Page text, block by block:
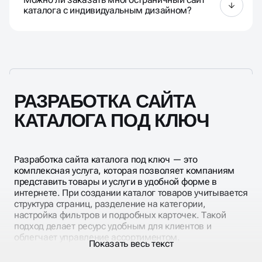
привлечения целевой аудитории.
каталога с индивидуальным дизайном?
и корзины.
РАЗРАБОТКА САЙТА
КАТАЛОГА ПОД КЛЮЧ
Разработка сайта каталога под ключ — это
комплексная услуга, которая позволяет компаниям
представить товары и услуги в удобной форме в
интернете. При создании каталог товаров учитывается
структура страниц, разделение на категории,
настройка фильтров и подробных карточек. Такой
подход делает ресурс удобным для клиентов и
облегчает управление ассортиментом.
Создание сайта каталог с уникальным дизайном
Показать весь текст